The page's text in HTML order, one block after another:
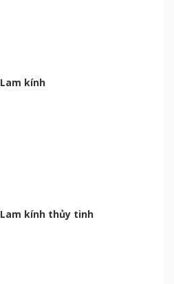
Lam kính
Lam kính thủy tinh